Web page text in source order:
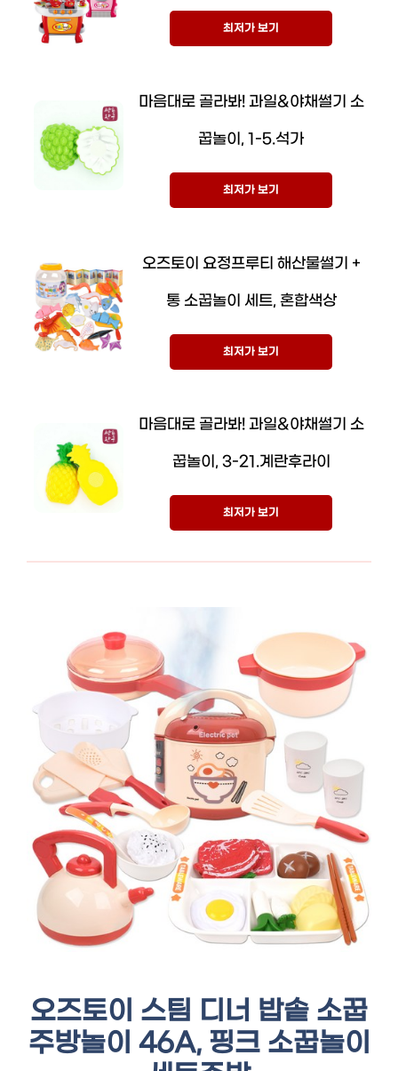
최저가 보기
마음대로 골라봐! 과일&야채썰기 소
꿉놀이, 1-5.석가
최저가 보기
오즈토이 요정프루티 해산물썰기 +
통 소꿉놀이 세트, 혼합색상
최저가 보기
마음대로 골라봐! 과일&야채썰기 소
꿉놀이, 3-21.계란후라이
최저가 보기
오즈토이 스팀 디너 밥솥 소꿉
주방놀이 46A, 핑크 소꿉놀이